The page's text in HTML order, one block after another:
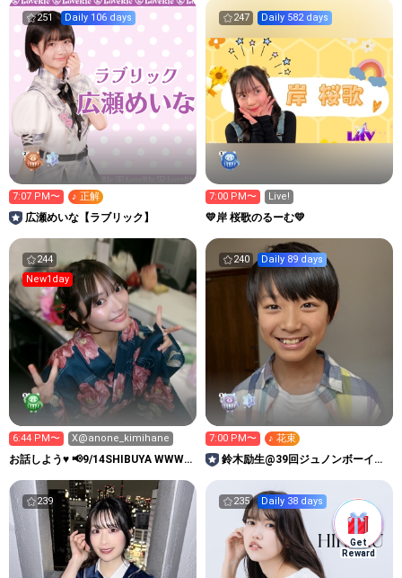
Get
Reward
251 Daily 106 days
7:07 PM〜 ♪ 正解
広瀬めいな【ラブリック】
247 Daily 582 days
7:00 PM〜 Live!
💛岸 桜歌のるーむ💛
244
New1day
6:44 PM〜 X@anone_kimihane
お話しよう♥️ 📢9/14SHIBUYA WWW
240 Daily 89 days
7:00 PM〜 ♪ 花束
鈴木励生@39回ジュノンボーイ挑
239 235 Daily 38 days